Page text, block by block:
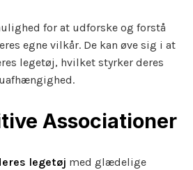
for at udforske og forstå
egne vilkår. De kan øve sig i at
legetøj, hvilket styrker deres
Associationer
legetøj med glædelige